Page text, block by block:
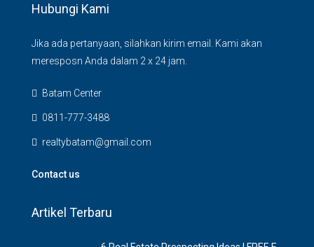
Hubungi Kami
Jika ada pertanyaan, silahkan kirim email. Kami akan
meresposn Anda dalam 2 x 24 jam.
Batam Center
0811-777-3488
realtybatam@gmail.com
Contact us
Artikel Terbaru